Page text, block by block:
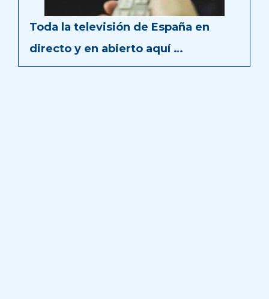
Toda la televisión de España en
directo y en abierto aquí …